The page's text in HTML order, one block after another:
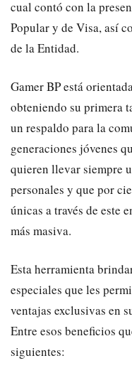
cual contó con la
Popular y de Visa, así
de la Entidad.
Gamer BP está
obteniendo su primera
un respaldo para la
generaciones jóvenes
quieren llevar siempre
personales y que por
únicas a través de este
más masiva.
Esta herramienta
especiales que les
ventajas exclusivas en
Entre esos beneficios
siguientes: